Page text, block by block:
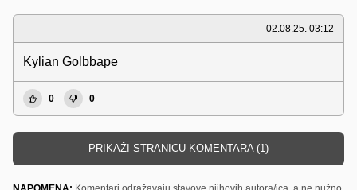
02.08.25. 03:12
Kylian Golbbape
0 0
PRIKAŽI STRANICU KOMENTARA (1)